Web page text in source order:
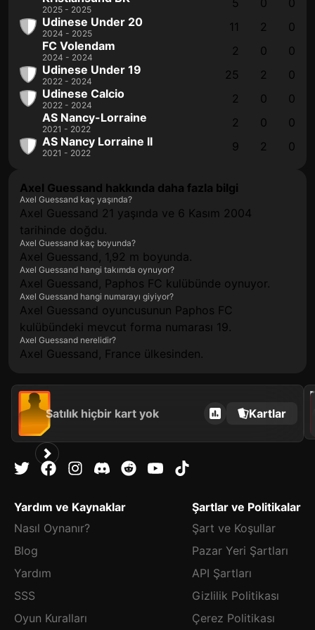
2025 - 2025 5 0
0
Udinese Under 20
2024 - 2025 11 2
0
FC Volendam
2024 - 2024 2 0
0
Udinese Under 19
2022 - 2024 25 2
0
Udinese Calcio
2022 - 2024 2 0
0
AS Nancy-Lorraine
2021 - 2022 2 0
0
AS Nancy Lorraine II
2021 - 2022 9 2 0
Axel Guessand hakkında daha fazla bilgi
Axel Guessand kaç yaşında?
Axel Guessand 21 yaşında ve 6 Kasım 2004
tarihinde doğdu.
Axel Guessand kaç boyunda?
Axel Guessand, 1,92 m boyunda.
Axel Guessand hangi takımda oynuyor?
Axel Guessand, Paphos FC kulübünde oynuyor.
Axel Guessand hangi numarayı giyiyor?
Axel Guessand oyuncusunun Paphos FC
kulübündeki mevcut forma numarası 19.
Axel Guessand nerelidir?
Axel Guessand, France ülkesinden.
Satılık hiçbir kart yok Kartlar
2024
Yardım ve Kaynaklar
Nasıl Oynanır?
Blog
Yardım
SSS
Oyun Kuralları
Şartlar ve Politikalar
Şart ve Koşullar
Pazar Yeri Şartları
API Şartları
Gizlilik Politikası
Çerez Politikası